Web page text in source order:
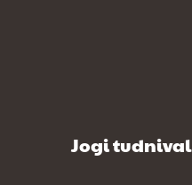
Jogi